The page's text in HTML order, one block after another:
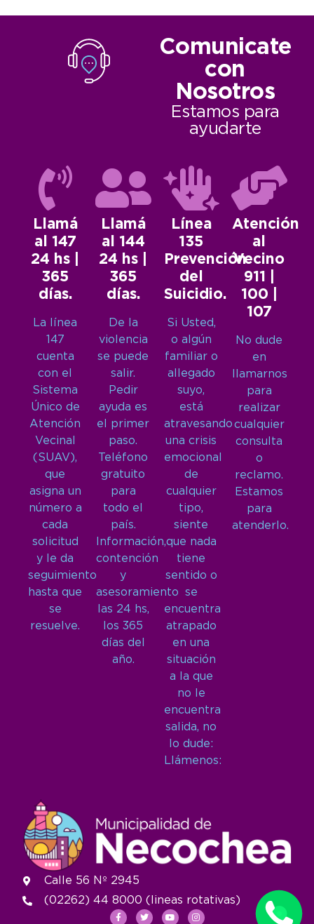
Comunicate
con
Nosotros
Estamos para
ayudarte
Llamá
al 147
24 hs |
365
días.
La línea
147
cuenta
con el
Sistema
Único de
Atención
Vecinal
(SUAV),
que
asigna un
número a
cada
solicitud
y le da
seguimiento
hasta que
se
resuelve.
Llamá
al 144
24 hs |
365
días.
De la
violencia
se puede
salir.
Pedir
ayuda es
el primer
paso.
Teléfono
gratuito
para
todo el
país.
Información,
contención
y
asesoramiento
las 24 hs,
los 365
días del
año.
Línea
135
Prevención
del
Suicidio.
Si Usted,
o algún
familiar o
allegado
suyo,
está
atravesando
una crisis
emocional
de
cualquier
tipo,
siente
que nada
tiene
sentido o
se
encuentra
atrapado
en una
situación
a la que
no le
encuentra
salida, no
lo dude:
Llámenos:
Atención
al
Vecino
911 |
100 |
107
No dude
en
llamarnos
para
realizar
cualquier
consulta
o
reclamo.
Estamos
para
atenderlo.
Calle 56 Nº 2945
(02262) 44 8000 (lineas rotativas)